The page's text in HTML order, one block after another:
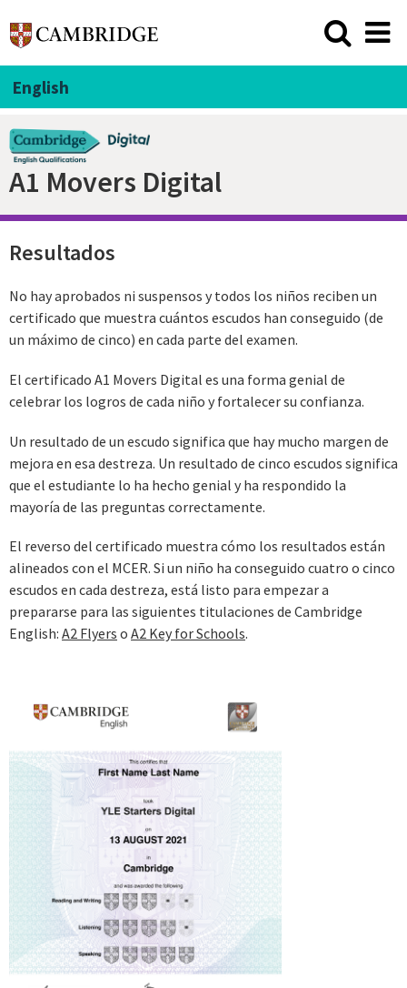
English
A1 Movers Digital
Resultados
No hay aprobados ni suspensos y todos los niños reciben un
certificado que muestra cuántos escudos han conseguido (de
un máximo de cinco) en cada parte del examen.
El certificado A1 Movers Digital es una forma genial de
celebrar los logros de cada niño y fortalecer su confianza.
Un resultado de un escudo significa que hay mucho margen de
mejora en esa destreza. Un resultado de cinco escudos significa
que el estudiante lo ha hecho genial y ha respondido la
mayoría de las preguntas correctamente.
El reverso del certificado muestra cómo los resultados están
alineados con el MCER. Si un niño ha conseguido cuatro o cinco
escudos en cada destreza, está listo para empezar a
prepararse para las siguientes titulaciones de Cambridge
English: A2 Flyers o A2 Key for Schools.